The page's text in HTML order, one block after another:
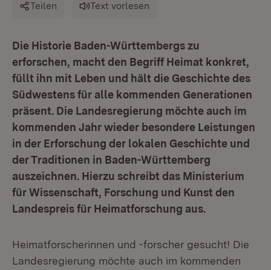
Teilen Text vorlesen
Die Historie Baden-Württembergs zu
erforschen, macht den Begriff Heimat konkret,
füllt ihn mit Leben und hält die Geschichte des
Südwestens für alle kommenden Generationen
präsent. Die Landesregierung möchte auch im
kommenden Jahr wieder besondere Leistungen
in der Erforschung der lokalen Geschichte und
der Traditionen in Baden-Württemberg
auszeichnen. Hierzu schreibt das Ministerium
für Wissenschaft, Forschung und Kunst den
Landespreis für Heimatforschung aus.
Heimatforscherinnen und -forscher gesucht! Die
Landesregierung möchte auch im kommenden